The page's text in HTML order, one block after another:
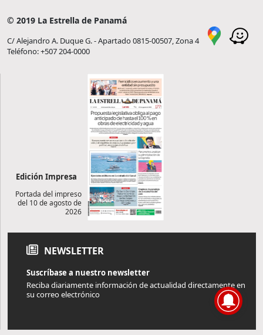
© 2019 La Estrella de Panamá
C/ Alejandro A. Duque G. - Apartado 0815-00507, Zona 4
Teléfono: +507 204-0000
Edición Impresa
Portada del impreso
del 10 de agosto de
2026
NEWSLETTER
Suscríbase a nuestro newsletter
Reciba diariamente información de actualidad directamente en
su correo electrónico